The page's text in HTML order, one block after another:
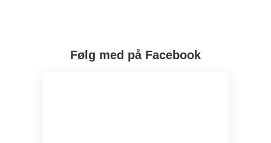
Følg med på Facebook